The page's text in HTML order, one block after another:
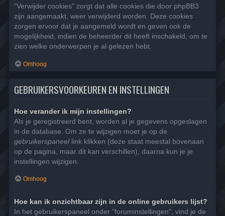
"Verwijder cookies" zorgt dat alle cookies die door phpBB3
zijn aangemaakt, weer verwijderd worden. Deze cookies
zorgen ervoor dat je aangemeld wordt en geven ook de
mogelijkheid, indien de beheerder dit heeft inschakeld, om te
zien welke onderwerpen je al gelezen hebt.
Omhoog
GEBRUIKERSVOORKEUREN EN INSTELLINGEN
Hoe verander ik mijn instellingen?
Als je geregistreerd bent, worden al je gegevens opgeslagen
in de database. Om ze te wijzigen moet je op de
gebruikerspaneellink klikken (deze staat meestal bovenaan
op de pagina, maar dit kan verschillen), daarna kun je je
instellingen wijzigen.
Omhoog
Hoe kan ik onzichtbaar zijn in de online gebruikers lijst?
In het gebruikerspaneel onder "foruminstellingen", vind je de